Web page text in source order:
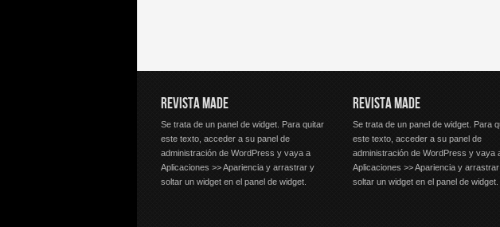
REVISTA MADE
Se trata de un panel de widget. Para quitar
este texto, acceder a su panel de
administración de WordPress y vaya a
Aplicaciones >> Apariencia y arrastrar y
soltar un widget en el panel de widget.
REVISTA MADE
Se trata de un panel de widget. Para
este texto, acceder a su panel de
administración de WordPress y vaya
Aplicaciones >> Apariencia y
soltar un widget en el panel de widget.